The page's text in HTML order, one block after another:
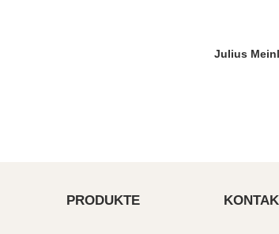
Julius
PRODUKTE